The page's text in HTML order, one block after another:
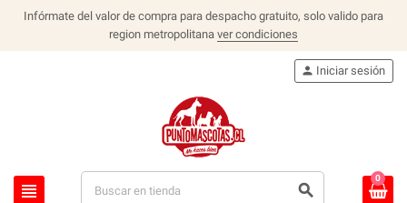
Infórmate del valor de compra para despacho gratuito, solo valido para
region metropolitana ver condiciones
view_headline search
person Iniciar sesión
0